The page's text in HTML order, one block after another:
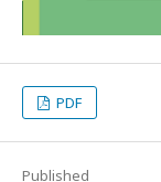
PDF
Published